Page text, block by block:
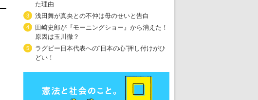
た理由
3 浅田舞が真央との不仲は母のせいと告白
4
田崎史郎が『モーニングショー』から消えた！
原因は玉川徹？
5
ラグビー日本代表への“日本の心”押し付けがひ
どい！